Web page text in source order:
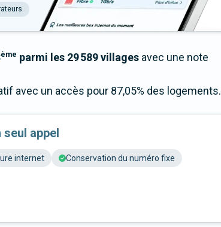
ème parmi les 29 589 villages avec une note
avec un accès pour 87,05% des logements.
appel
internet Conservation du numéro fixe